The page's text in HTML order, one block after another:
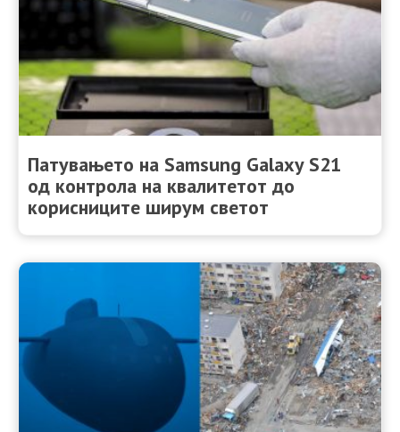
Патувањето на Samsung Galaxy S21
од контрола на квалитетот до
корисниците ширум светот